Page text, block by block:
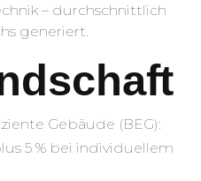
– durchschnittlich
generiert.
Gebäude (BEG):
5 % bei individuellem